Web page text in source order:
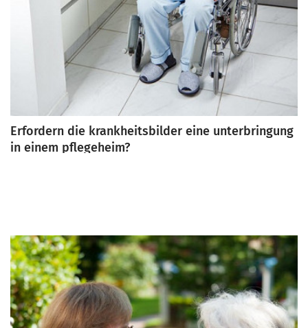
Erfordern die krankheitsbilder eine unterbringung
in einem pflegeheim?